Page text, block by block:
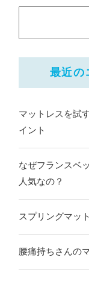
最近の
マットレスを試
イント
なぜフランスベ
人気なの？
スプリングマッ
腰痛持ちさんの